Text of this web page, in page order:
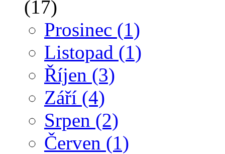
(17)
Prosinec (1)
Listopad (1)
Říjen (3)
Září (4)
Srpen (2)
Červen (1)